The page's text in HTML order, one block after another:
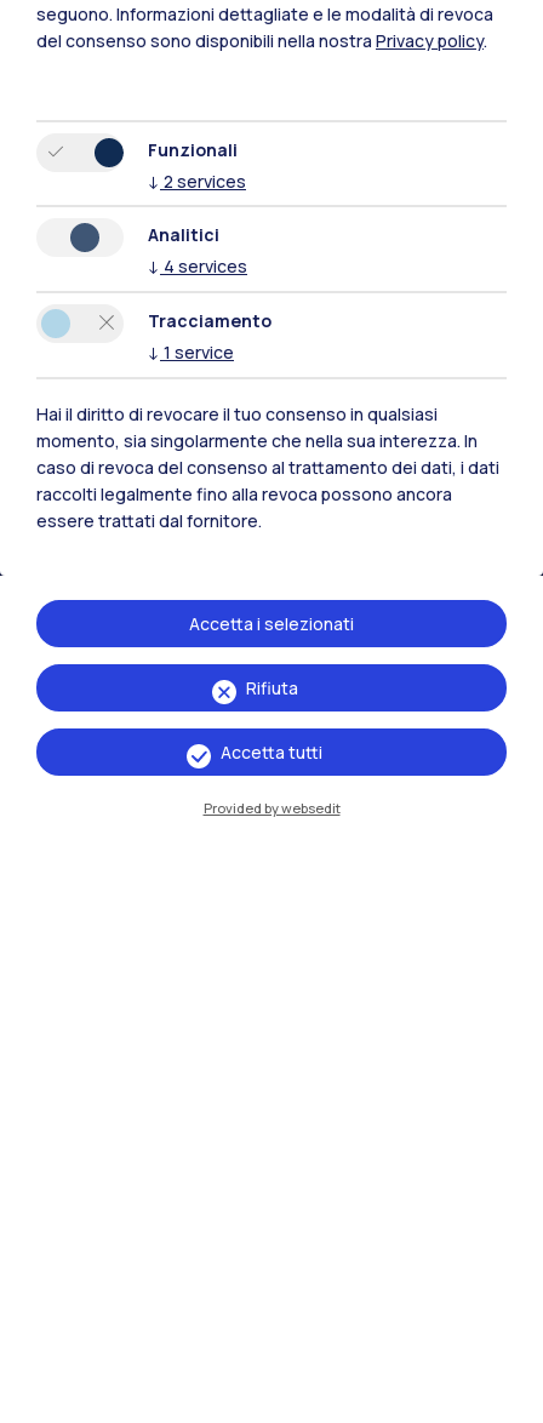
Polimi Community
Residenze Frontiere
seguono. Informazioni dettagliate e le modalità di revoca
del consenso sono disponibili nella nostra Privacy policy.
Funzionali
↓ 2 services
Analitici
↓ 4 services
Tracciamento
↓ 1 service
Hai il diritto di revocare il tuo consenso in qualsiasi
momento, sia singolarmente che nella sua interezza. In
caso di revoca del consenso al trattamento dei dati, i dati
raccolti legalmente fino alla revoca possono ancora
essere trattati dal fornitore.
Rifiuta
Accetta i selezionati
Accetta tutti
Provided by websedit